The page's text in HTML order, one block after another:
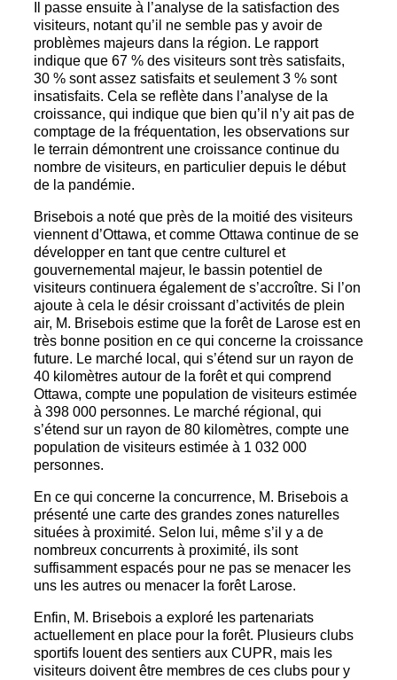
Il passe ensuite à l’analyse de la satisfaction des
visiteurs, notant qu’il ne semble pas y avoir de
problèmes majeurs dans la région. Le rapport
indique que 67 % des visiteurs sont très satisfaits,
30 % sont assez satisfaits et seulement 3 % sont
insatisfaits. Cela se reflète dans l’analyse de la
croissance, qui indique que bien qu’il n’y ait pas de
comptage de la fréquentation, les observations sur
le terrain démontrent une croissance continue du
nombre de visiteurs, en particulier depuis le début
de la pandémie.
Brisebois a noté que près de la moitié des visiteurs
viennent d’Ottawa, et comme Ottawa continue de se
développer en tant que centre culturel et
gouvernemental majeur, le bassin potentiel de
visiteurs continuera également de s’accroître. Si l’on
ajoute à cela le désir croissant d’activités de plein
air, M. Brisebois estime que la forêt de Larose est en
très bonne position en ce qui concerne la croissance
future. Le marché local, qui s’étend sur un rayon de
40 kilomètres autour de la forêt et qui comprend
Ottawa, compte une population de visiteurs estimée
à 398 000 personnes. Le marché régional, qui
s’étend sur un rayon de 80 kilomètres, compte une
population de visiteurs estimée à 1 032 000
personnes.
En ce qui concerne la concurrence, M. Brisebois a
présenté une carte des grandes zones naturelles
situées à proximité. Selon lui, même s’il y a de
nombreux concurrents à proximité, ils sont
suffisamment espacés pour ne pas se menacer les
uns les autres ou menacer la forêt Larose.
Enfin, M. Brisebois a exploré les partenariats
actuellement en place pour la forêt. Plusieurs clubs
sportifs louent des sentiers aux CUPR, mais les
visiteurs doivent être membres de ces clubs pour y